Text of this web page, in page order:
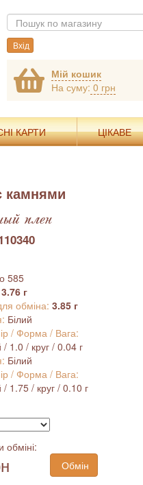
Вхід
Мій кошик
На суму: 0 грн
КАРТИ ЦІКАВЕ
камнями
плен
585
3.76 г
обміна: 3.85 г
Білий
/ Форма / Вага:
1.0 / круг / 0.04 г
Білий
/ Форма / Вага:
1.75 / круг / 0.10 г
обміні:
Обмін